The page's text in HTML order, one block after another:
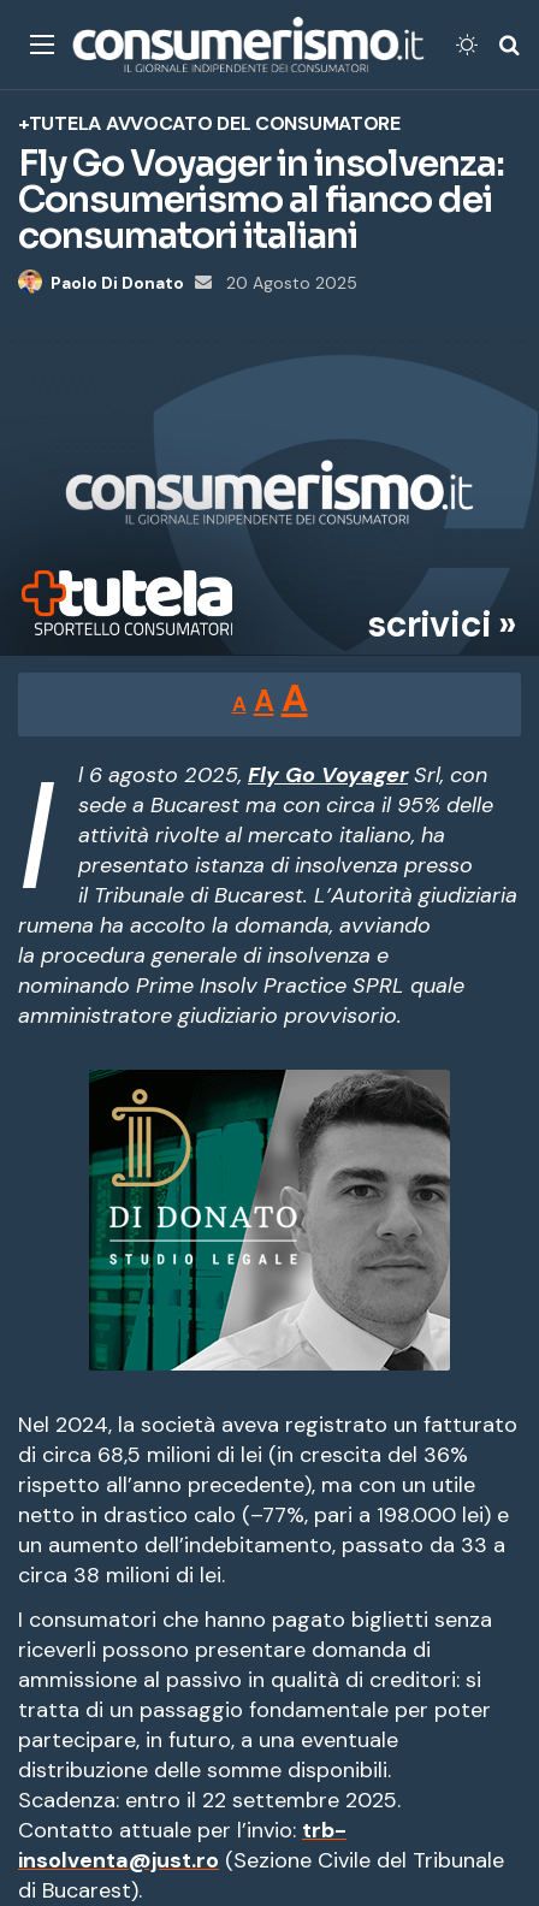
Menu
+TUTELAAVVOCATO DEL CONSUMATORE
Fly Go Voyager in insolvenza:
Consumerismo al fianco dei
consumatori italiani
Paolo Di Donato
Invia
20 Agosto 2025
scrivici »
A
Reducir
tamaño
de
fuente.
A Restablecer
tamaño
de
fuente
AAumentar
tamaño
de
fuente.
I l 6 agosto 2025, Fly Go VoyagerSrl, con
sede a Bucarest ma con circa il 95% delle
attività rivolte al mercato italiano, ha
presentato istanza di insolvenza presso
il Tribunale di Bucarest. L’Autorità giudiziaria
rumena ha accolto la domanda, avviando
la procedura generale di insolvenza e
nominando Prime Insolv Practice SPRL quale
amministratore giudiziario provvisorio.
Nel 2024, la società aveva registrato un fatturato
di circa 68,5 milioni di lei (in crescita del 36%
rispetto all’anno precedente), ma con un utile
netto in drastico calo (–77%, pari a 198.000 lei) e
un aumento dell’indebitamento, passato da 33 a
circa 38 milioni di lei.
I consumatori che hanno pagato biglietti senza
riceverli possono presentare domanda di
ammissione al passivo in qualità di creditori: si
tratta di un passaggio fondamentale per poter
partecipare, in futuro, a una eventuale
distribuzione delle somme disponibili.
Scadenza: entro il 22 settembre 2025.
Contatto attuale per l’invio: trb-
insolventa@just.ro (Sezione Civile del Tribunale
di Bucarest).